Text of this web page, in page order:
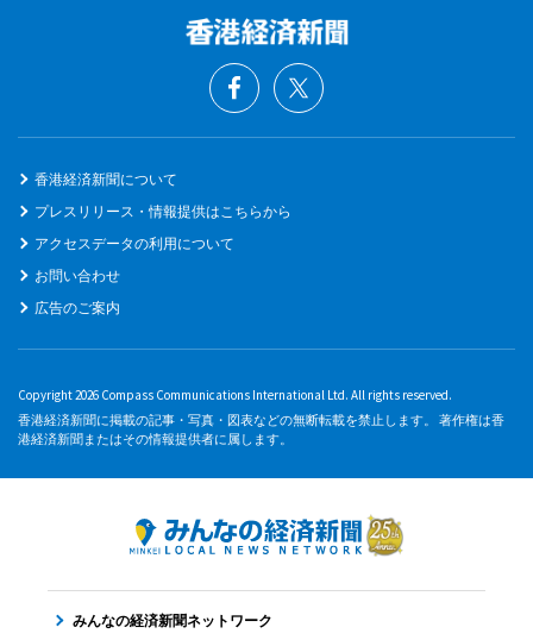
香港経済新聞について
プレスリリース・情報提供はこちらから
アクセスデータの利用について
お問い合わせ
広告のご案内
Copyright 2026 Compass Communications International Ltd. All rights reserved.
香港経済新聞に掲載の記事・写真・図表などの無断転載を禁止します。 著作権は香
港経済新聞またはその情報提供者に属します。
みんなの経済新聞ネットワーク